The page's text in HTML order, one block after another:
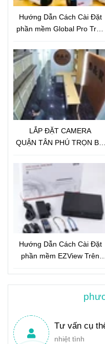
Hướng Dẫn Cách Cài Đặt
phần mềm Global Pro Trên
LẮP ĐẶT CAMERA
QUẬN TÂN PHÚ TRỌN BỘ
Megapixel
Hướng Dẫn Cách Cài Đặt
phần mềm EZView Trên
Tư vấn cụ
nhiệt tình